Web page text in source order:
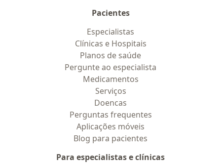
Pacientes
Especialistas
Clínicas e Hospitais
Planos de saúde
Pergunte ao especialista
Medicamentos
Serviços
Doencas
Perguntas frequentes
Aplicações móveis
Blog para pacientes
Para especialistas e clínicas